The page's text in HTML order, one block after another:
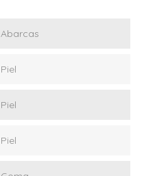
Abarcas
Piel
Piel
Piel